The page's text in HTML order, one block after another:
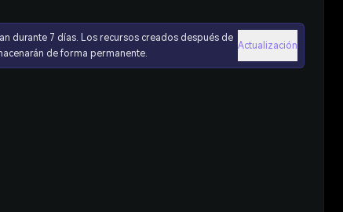
durante 7 días. Los recursos creados después de
de forma permanente.
Actualización